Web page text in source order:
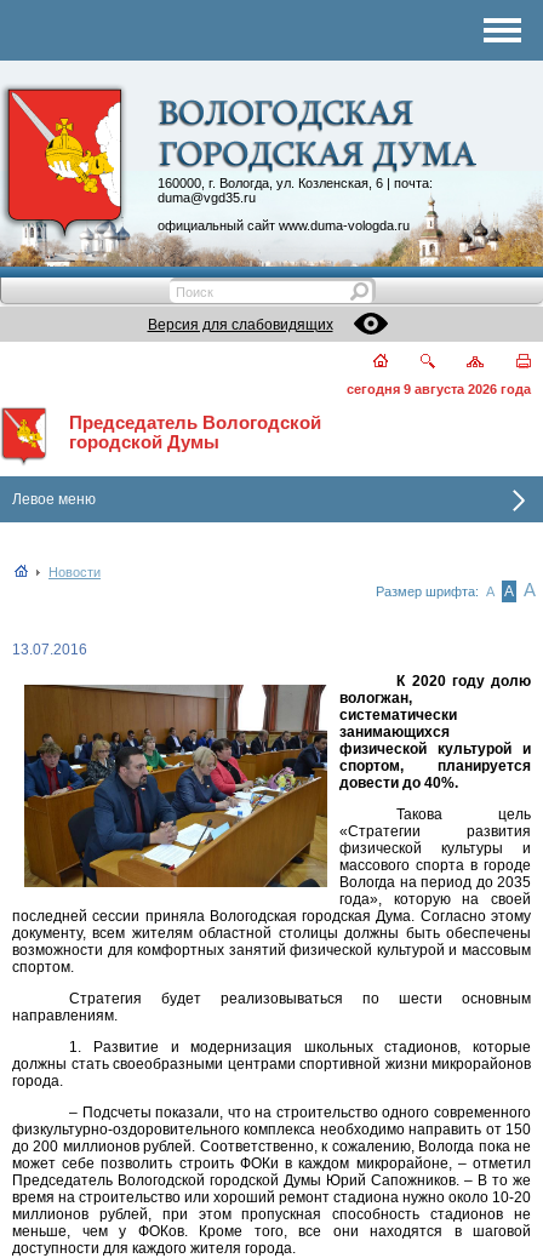
160000, г. Вологда, ул. Козленская, 6 | почта:
duma@vgd35.ru
официальный сайт www.duma-vologda.ru
Контакты
Депутатские объединения
Версия для слабовидящих
сегодня 9 августа 2026 года
Председатель Вологодской
городской Думы
Левое меню
Новости
Размер шрифта: А А А
13.07.2016
К 2020 году долю
вологжан,
систематически
занимающихся
физической культурой и
спортом, планируется
довести до 40%.
Такова цель
«Стратегии развития
физической культуры и
массового спорта в городе
Вологда на период до 2035
года», которую на своей
последней сессии приняла Вологодская городская Дума. Согласно этому
документу, всем жителям областной столицы должны быть обеспечены
возможности для комфортных занятий физической культурой и массовым
спортом.
Стратегия будет реализовываться по шести основным
направлениям.
1. Развитие и модернизация школьных стадионов, которые
должны стать своеобразными центрами спортивной жизни микрорайонов
города.
– Подсчеты показали, что на строительство одного современного
физкультурно-оздоровительного комплекса необходимо направить от 150
до 200 миллионов рублей. Соответственно, к сожалению, Вологда пока не
может себе позволить строить ФОКи в каждом микрорайоне, – отметил
Председатель Вологодской городской Думы Юрий Сапожников. – В то же
время на строительство или хороший ремонт стадиона нужно около 10-20
миллионов рублей, при этом пропускная способность стадионов не
меньше, чем у ФОКов. Кроме того, все они находятся в шаговой
доступности для каждого жителя города.